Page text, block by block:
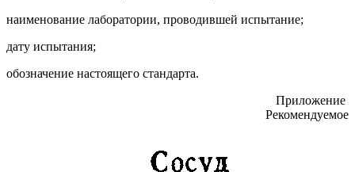
наименование лаборатории, проводившей испытание;
дату испытания;
обозначение настоящего стандарта.
Приложение
Рекомендуемое